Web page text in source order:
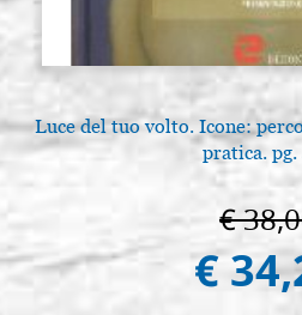
Luce del tuo volto. Icone:
pratica. pg.
€
€